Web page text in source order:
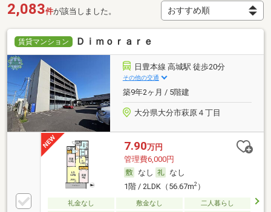
2,083件が該当しました。
賃貸マンション Ｄｉｍｏｒａｒｅ
日豊本線 高城駅 徒歩20分
その他の交通
築9年2ヶ月 / 5階建
大分県大分市萩原４丁目
7.90万円
管理費6,000円
なし
なし
1階 / 2LDK（56.67m2）
礼金なし 敷金なし
二人暮らし